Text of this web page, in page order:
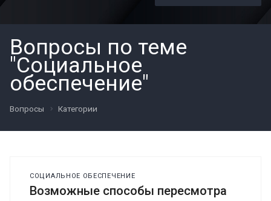
Вопросы по теме
"Социальное
обеспечение"
Вопросы Категории
СОЦИАЛЬНОЕ ОБЕСПЕЧЕНИЕ
Возможные способы пересмотра